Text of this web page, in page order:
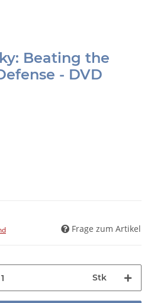
Beating the
- DVD
Frage zum Artikel
Stk